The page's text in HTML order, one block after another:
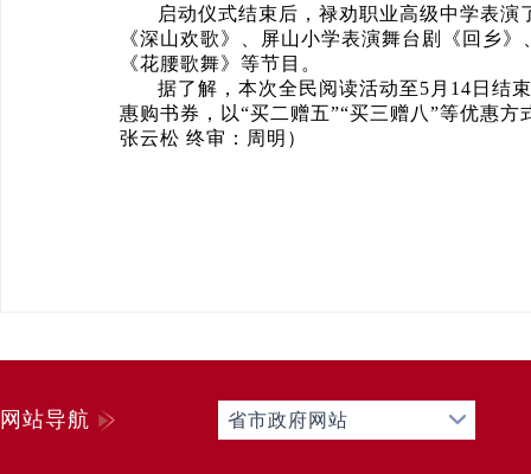
启动仪式结束后，禄劝职业高级中学表
《深山欢歌》、屏山小学表演舞台剧《回乡
《花腰歌舞》等节目。
据了解，本次全民阅读活动至5月14日结
惠购书券，以“买二赠五”“买三赠八”等优惠
张云松 终审：周明）
网站导航 省市政府网站